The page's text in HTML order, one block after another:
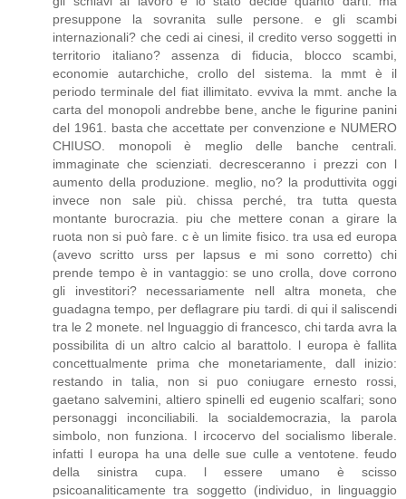
presuppone la sovranita sulle persone. e gli scambi
internazionali? che cedi ai cinesi, il credito verso soggetti in
territorio italiano? assenza di fiducia, blocco scambi,
economie autarchiche, crollo del sistema. la mmt è il
periodo terminale del fiat illimitato. evviva la mmt. anche la
carta del monopoli andrebbe bene, anche le figurine panini
del 1961. basta che accettate per convenzione e NUMERO
CHIUSO. monopoli è meglio delle banche centrali.
immaginate che scienziati. decresceranno i prezzi con l
aumento della produzione. meglio, no? la produttivita oggi
invece non sale più. chissa perché, tra tutta questa
montante burocrazia. piu che mettere conan a girare la
ruota non si può fare. c è un limite fisico. tra usa ed europa
(avevo scritto urss per lapsus e mi sono corretto) chi
prende tempo è in vantaggio: se uno crolla, dove corrono
gli investitori? necessariamente nell altra moneta, che
guadagna tempo, per deflagrare piu tardi. di qui il saliscendi
tra le 2 monete. nel lnguaggio di francesco, chi tarda avra la
possibilita di un altro calcio al barattolo. l europa è fallita
concettualmente prima che monetariamente, dall inizio:
restando in talia, non si puo coniugare ernesto rossi,
gaetano salvemini, altiero spinelli ed eugenio scalfari; sono
personaggi inconciliabili. la socialdemocrazia, la parola
simbolo, non funziona. l ircocervo del socialismo liberale.
infatti l europa ha una delle sue culle a ventotene. feudo
della sinistra cupa. l essere umano è scisso
psicoanaliticamente tra soggetto (individuo, in linguaggio